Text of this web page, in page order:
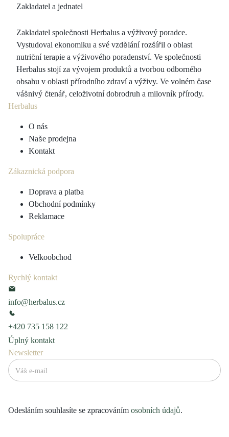
Zakladatel a jednatel
Zakladatel společnosti Herbalus a výživový poradce.
Vystudoval ekonomiku a své vzdělání rozšířil o oblast
nutriční terapie a výživového poradenství. Ve společnosti
Herbalus stojí za vývojem produktů a tvorbou odborného
obsahu v oblasti přírodního zdraví a výživy. Ve volném čase
vášnivý čtenář, celoživotní dobrodruh a milovník přírody.
Herbalus
O nás
Naše prodejna
Kontakt
Zákaznická podpora
Doprava a platba
Obchodní podmínky
Reklamace
Spolupráce
Velkoobchod
Rychlý kontakt
info@herbalus.cz
+420 735 158 122
Úplný kontakt
Newsletter
Odesláním souhlasíte se zpracováním osobních údajů.